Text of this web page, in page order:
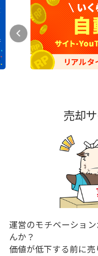
売却
運営のモチベーショ
んか？
価値が低下する前に売